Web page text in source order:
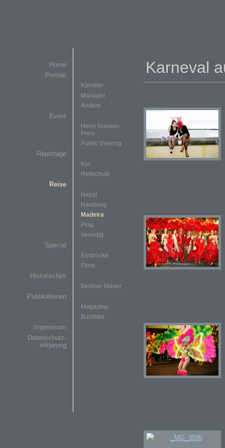
Home
Portrait
Künstler
Manager
Andere
Event
Henri Nannen
Preis
Public Viewing
Reportage
Kur
Reitschule
Reise
Nepal
Hamburg
Madeira
Prag
Venedig
Special
Eindrücke
Flora
Historisches
Berliner Mauer
Publikationen
Magazine
Buchtitel
Impressum
Datenschutz-
erklärung
Karneval